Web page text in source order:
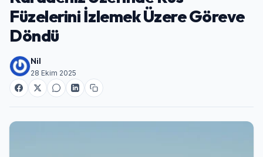
Füzelerini İzlemek Üzere Göreve
Döndü
Nil
28 Ekim 2025